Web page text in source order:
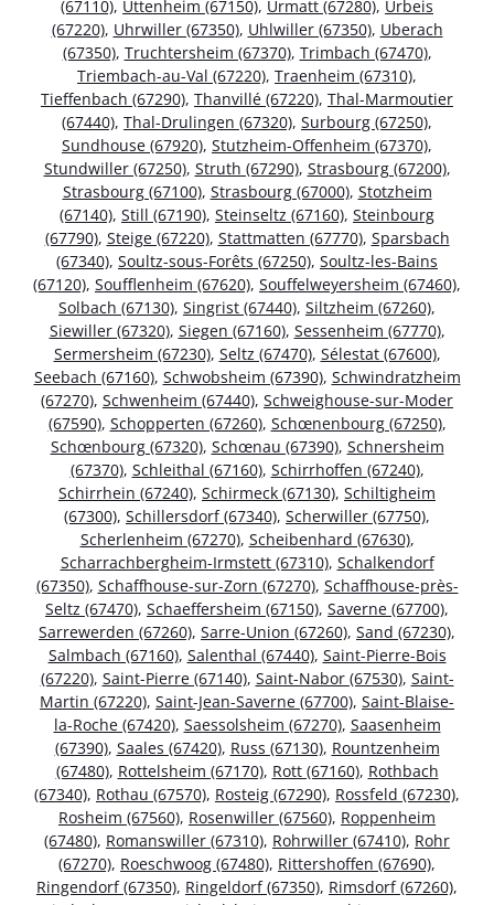
(67110), Uttenheim (67150), Urmatt (67280), Urbeis
(67220), Uhrwiller (67350), Uhlwiller (67350), Uberach
(67350), Truchtersheim (67370), Trimbach (67470),
Triembach-au-Val (67220), Traenheim (67310),
Tieffenbach (67290), Thanvillé (67220), Thal-Marmoutier
(67440), Thal-Drulingen (67320), Surbourg (67250),
Sundhouse (67920), Stutzheim-Offenheim (67370),
Stundwiller (67250), Struth (67290), Strasbourg (67200),
Strasbourg (67100), Strasbourg (67000), Stotzheim
(67140), Still (67190), Steinseltz (67160), Steinbourg
(67790), Steige (67220), Stattmatten (67770), Sparsbach
(67340), Soultz-sous-Forêts (67250), Soultz-les-Bains
(67120), Soufflenheim (67620), Souffelweyersheim (67460),
Solbach (67130), Singrist (67440), Siltzheim (67260),
Siewiller (67320), Siegen (67160), Sessenheim (67770),
Sermersheim (67230), Seltz (67470), Sélestat (67600),
Seebach (67160), Schwobsheim (67390), Schwindratzheim
(67270), Schwenheim (67440), Schweighouse-sur-Moder
(67590), Schopperten (67260), Schœnenbourg (67250),
Schœnbourg (67320), Schœnau (67390), Schnersheim
(67370), Schleithal (67160), Schirrhoffen (67240),
Schirrhein (67240), Schirmeck (67130), Schiltigheim
(67300), Schillersdorf (67340), Scherwiller (67750),
Scherlenheim (67270), Scheibenhard (67630),
Scharrachbergheim-Irmstett (67310), Schalkendorf
(67350), Schaffhouse-sur-Zorn (67270), Schaffhouse-près-
Seltz (67470), Schaeffersheim (67150), Saverne (67700),
Sarrewerden (67260), Sarre-Union (67260), Sand (67230),
Salmbach (67160), Salenthal (67440), Saint-Pierre-Bois
(67220), Saint-Pierre (67140), Saint-Nabor (67530), Saint-
Martin (67220), Saint-Jean-Saverne (67700), Saint-Blaise-
la-Roche (67420), Saessolsheim (67270), Saasenheim
(67390), Saales (67420), Russ (67130), Rountzenheim
(67480), Rottelsheim (67170), Rott (67160), Rothbach
(67340), Rothau (67570), Rosteig (67290), Rossfeld (67230),
Rosheim (67560), Rosenwiller (67560), Roppenheim
(67480), Romanswiller (67310), Rohrwiller (67410), Rohr
(67270), Roeschwoog (67480), Rittershoffen (67690),
Ringendorf (67350), Ringeldorf (67350), Rimsdorf (67260),